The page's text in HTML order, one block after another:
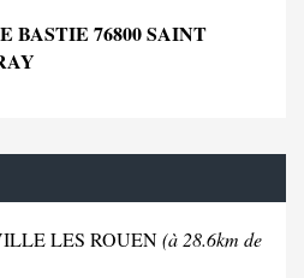
BASTIE 76800 SAINT
LES ROUEN(à 28.6km de